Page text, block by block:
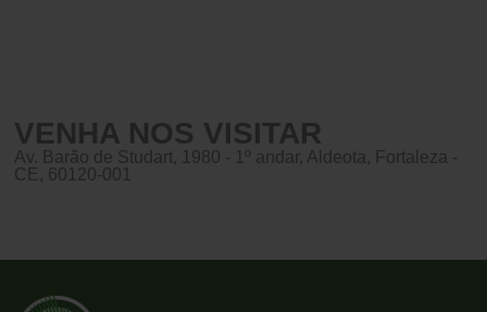
VENHA NOS VISITAR
Av. Barão de Studart, 1980 - 1º andar, Aldeota, Fortaleza -
CE, 60120-001